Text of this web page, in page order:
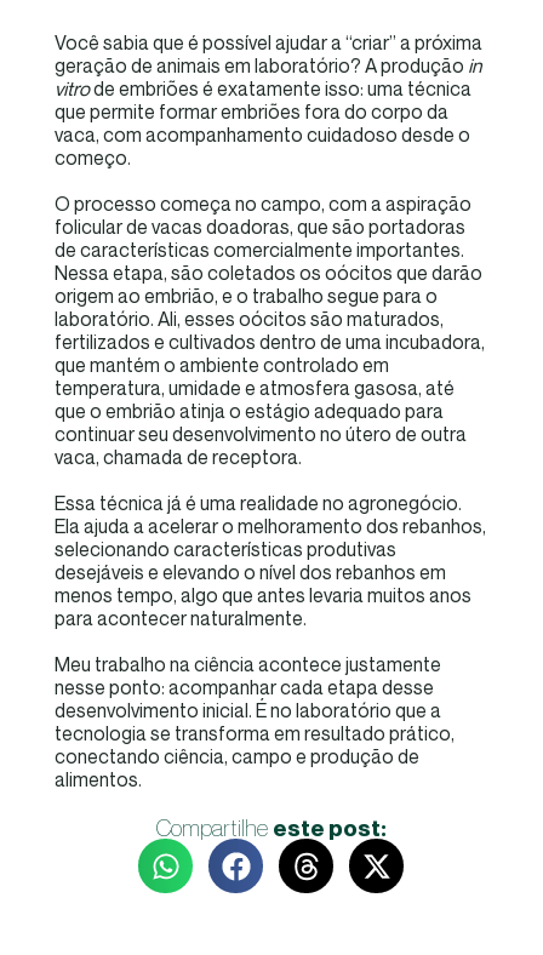
Você sabia que é possível ajudar a “criar” a próxima
geração de animais em laboratório? A produção in
vitrode embriões é exatamente isso: uma técnica
que permite formar embriões fora do corpo da
vaca, com acompanhamento cuidadoso desde o
começo.
O processo começa no campo, com a aspiração
folicular de vacas doadoras, que são portadoras
de características comercialmente importantes.
Nessa etapa, são coletados os oócitos que darão
origem ao embrião, e o trabalho segue para o
laboratório. Ali, esses oócitos são maturados,
fertilizados e cultivados dentro de uma incubadora,
que mantém o ambiente controlado em
temperatura, umidade e atmosfera gasosa, até
que o embrião atinja o estágio adequado para
continuar seu desenvolvimento no útero de outra
vaca, chamada de receptora.
Essa técnica já é uma realidade no agronegócio.
Ela ajuda a acelerar o melhoramento dos rebanhos,
selecionando características produtivas
desejáveis e elevando o nível dos rebanhos em
menos tempo, algo que antes levaria muitos anos
para acontecer naturalmente.
Meu trabalho na ciência acontece justamente
nesse ponto: acompanhar cada etapa desse
desenvolvimento inicial. É no laboratório que a
tecnologia se transforma em resultado prático,
conectando ciência, campo e produção de
alimentos.
Compartilhe este post: